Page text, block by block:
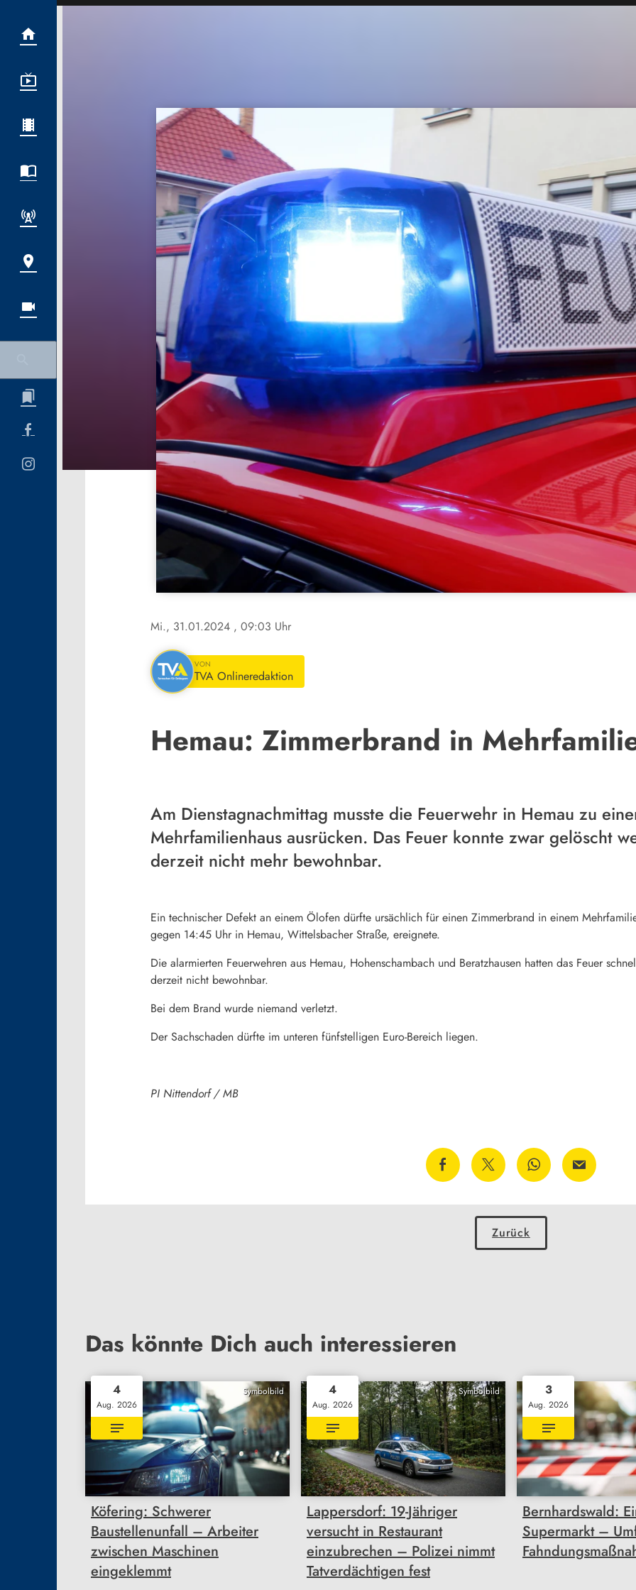
Mi., 31.01.2024 , 09:03 Uhr
VON
TVA Onlineredaktion
Hemau: Zimmerbrand in
Am Dienstagnachmittag musste die Feuerwehr in Hemau zu
Mehrfamilienhaus ausrücken. Das Feuer konnte zwar gelöscht
derzeit nicht mehr bewohnbar.
Ein technischer Defekt an einem Ölofen dürfte ursächlich für einen Zimmerbrand in einem
gegen 14:45 Uhr in Hemau, Wittelsbacher Straße, ereignete.
Die alarmierten Feuerwehren aus Hemau, Hohenschambach und Beratzhausen hatten das Feuer
derzeit nicht bewohnbar.
Bei dem Brand wurde niemand verletzt.
Der Sachschaden dürfte im unteren fünfstelligen Euro-Bereich liegen.
PI Nittendorf / MB
Zurück
Das könnte Dich auch interessieren
Symbolbild
4
Aug. 2026
Köfering: Schwerer
Baustellenunfall – Arbeiter
zwischen Maschinen
eingeklemmt
Symbolbild
4
Aug. 2026
Lappersdorf: 19-Jähriger
versucht in Restaurant
einzubrechen – Polizei nimmt
Tatverdächtigen fest
3
Aug. 2026
Bernhardswald:
Supermarkt –